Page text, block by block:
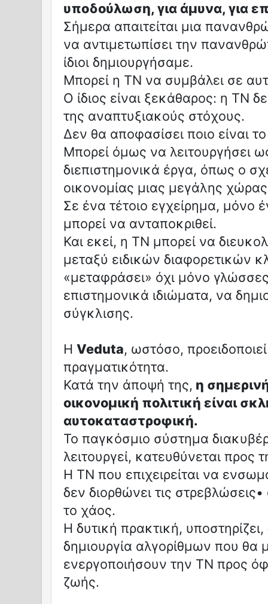
υποδούλωση, για άμυνα, για
Σήμερα απαιτείται μια
να αντιμετωπίσει την
ίδιοι δημιουργήσαμε.
Μπορεί η ΤΝ να συμβάλει σε
Ο ίδιος είναι ξεκάθαρος: η ΤΝ
της αναπτυξιακούς στόχους.
Δεν θα αποφασίσει ποιο είναι
Μπορεί όμως να λειτουργήσει
διεπιστημονικά έργα, όπως ο
οικονομίας μιας μεγάλης
Σε ένα τέτοιο εγχείρημα, μόνο
μπορεί να ανταποκριθεί.
Και εκεί, η ΤΝ μπορεί να
μεταξύ ειδικών διαφορετικών
«μεταφράσει» όχι μόνο
επιστημονικά ιδιώματα, να
σύγκλισης.
Η Veduta, ωστόσο,
πραγματικότητα.
Κατά την άποψή της, η
οικονομική πολιτική είναι
αυτοκαταστροφική.
Το παγκόσμιο σύστημα
λειτουργεί, κατευθύνεται προς
Η ΤΝ που επιχειρείται να
δεν διορθώνει τις
το χάος.
Η δυτική πρακτική, υποστηρίζει,
δημιουργία αλγορίθμων που θα
ενεργοποιήσουν την ΤΝ προς
ζωής.